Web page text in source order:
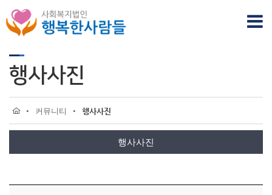
행사사진
• 커뮤니티 • 행사사진
행사사진